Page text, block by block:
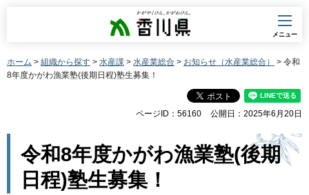
香川県
メニュー
ホーム > 組織から探す > 水産課 > 水産業総合 > お知らせ（水産業総合）
> 令和
8年度かがわ漁業塾(後期日程)塾生募集！
ページID：56160 公開日：2025年6月20日
令和8年度かがわ漁業塾(後期
日程)塾生募集！